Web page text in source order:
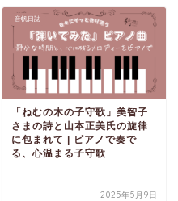
音帆日誌
「ねむの木の子守歌」美智子
さまの詩と山本正美氏の旋律
に包まれて | ピアノで奏で
る、心温まる子守歌
2025年5月9日